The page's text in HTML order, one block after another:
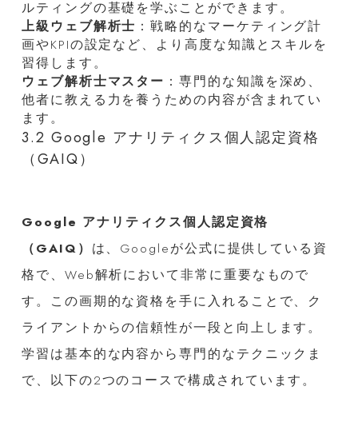
ルティングの基礎を学ぶことができます。
上級ウェブ解析士 ：戦略的なマーケティング計
画やKPIの設定など、より高度な知識とスキルを
習得します。
ウェブ解析士マスター ：専門的な知識を深め、
他者に教える力を養うための内容が含まれてい
ます。
3.2 Google アナリティクス個人認定資格
（GAIQ）
Google アナリティクス個人認定資格
（GAIQ） は、Googleが公式に提供している資
格で、Web解析において非常に重要なもので
す。この画期的な資格を手に入れることで、ク
ライアントからの信頼性が一段と向上します。
学習は基本的な内容から専門的なテクニックま
で、以下の2つのコースで構成されています。